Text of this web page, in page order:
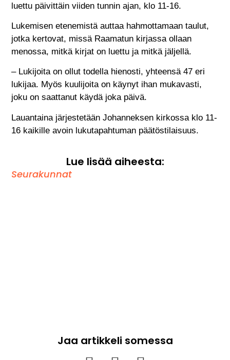
luettu päivittäin viiden tunnin ajan, klo 11-16.
Lukemisen etenemistä auttaa hahmottamaan taulut,
jotka kertovat, missä Raamatun kirjassa ollaan
menossa, mitkä kirjat on luettu ja mitkä jäljellä.
– Lukijoita on ollut todella hienosti, yhteensä 47 eri
lukijaa. Myös kuulijoita on käynyt ihan mukavasti,
joku on saattanut käydä joka päivä.
Lauantaina järjestetään Johanneksen kirkossa klo 11-
16 kaikille avoin lukutapahtuman päätöstilaisuus.
Lue lisää aiheesta:
Seurakunnat
Jaa artikkeli somessa